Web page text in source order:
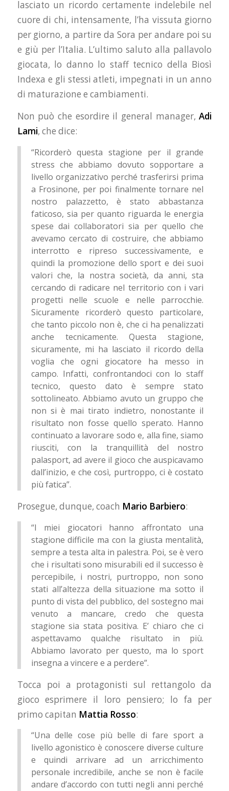
lasciato un ricordo certamente indelebile nel
cuore di chi, intensamente, l’ha vissuta giorno
per giorno, a partire da Sora per andare poi su
e giù per l’Italia. L’ultimo saluto alla pallavolo
giocata, lo danno lo staff tecnico della Biosì
Indexa e gli stessi atleti, impegnati in un anno
di maturazione e cambiamenti.
Non può che esordire il general manager,Adi
Lami, che dice:
“Ricorderò questa stagione per il grande
stress che abbiamo dovuto sopportare a
livello organizzativo perché trasferirsi prima
a Frosinone, per poi finalmente tornare nel
nostro palazzetto, è stato abbastanza
faticoso, sia per quanto riguarda le energia
spese dai collaboratori sia per quello che
avevamo cercato di costruire, che abbiamo
interrotto e ripreso successivamente, e
quindi la promozione dello sport e dei suoi
valori che, la nostra società, da anni, sta
cercando di radicare nel territorio con i vari
progetti nelle scuole e nelle parrocchie.
Sicuramente ricorderò questo particolare,
che tanto piccolo non è, che ci ha penalizzati
anche tecnicamente. Questa stagione,
sicuramente, mi ha lasciato il ricordo della
voglia che ogni giocatore ha messo in
campo. Infatti, confrontandoci con lo staff
tecnico, questo dato è sempre stato
sottolineato. Abbiamo avuto un gruppo che
non si è mai tirato indietro, nonostante il
risultato non fosse quello sperato. Hanno
continuato a lavorare sodo e, alla fine, siamo
riusciti, con la tranquillità del nostro
palasport, ad avere il gioco che auspicavamo
dall’inizio, e che così, purtroppo, ci è costato
più fatica”.
Prosegue, dunque, coach Mario Barbiero:
“I miei giocatori hanno affrontato una
stagione difficile ma con la giusta mentalità,
sempre a testa alta in palestra. Poi, se è vero
che i risultati sono misurabili ed il successo è
percepibile, i nostri, purtroppo, non sono
stati all’altezza della situazione ma sotto il
punto di vista del pubblico, del sostegno mai
venuto a mancare, credo che questa
stagione sia stata positiva. E’ chiaro che ci
aspettavamo qualche risultato in più.
Abbiamo lavorato per questo, ma lo sport
insegna a vincere e a perdere”.
Tocca poi a protagonisti sul rettangolo da
gioco esprimere il loro pensiero; lo fa per
primo capitan Mattia Rosso:
“Una delle cose più belle di fare sport a
livello agonistico è conoscere diverse culture
e quindi arrivare ad un arricchimento
personale incredibile, anche se non è facile
andare d’accordo con tutti negli anni perché